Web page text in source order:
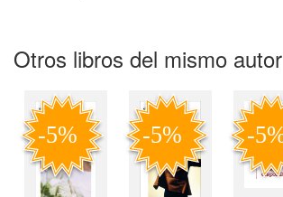
Otros libros del mismo autor